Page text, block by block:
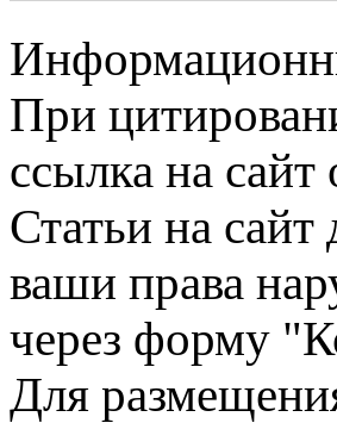
При
ссылка на сайт
Статьи на
ваши права
через форму
Для